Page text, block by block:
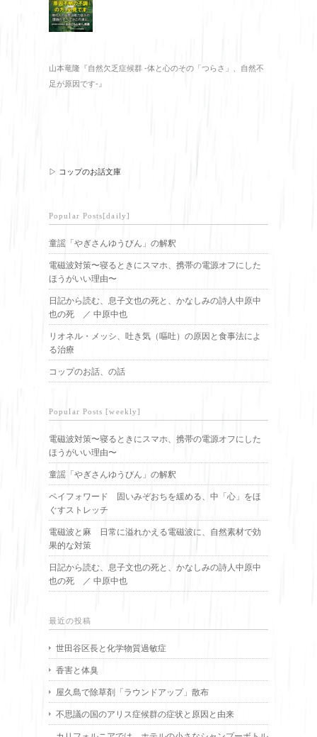
山本竜隆『自然欠乏症候群 -体と心のその「つらさ」、自然不
足が原因です-』
▷ コップのお話文庫
Popular Posts[daily]
童謡「やぎさんゆうびん」の解釈
電磁波対策〜寝るときにスマホ、携帯の電源オフにした
ほうがいい理由〜
日記から読む、息子文也の死と、かなしみの詩人中原中
也の死 ／ 中原中也
リオネル・メッシ、吐き気（嘔吐）の原因と食事法によ
る治療
コップのお話、の話
Popular Posts [weekly]
電磁波対策〜寝るときにスマホ、携帯の電源オフにした
ほうがいい理由〜
童謡「やぎさんゆうびん」の解釈
ペイフォワード 固いみぞおちを緩める、中「心」をほ
ぐすストレッチ
電磁波と麻 日常に溢れかえる電磁波に、自然素材で効
果的な対策
日記から読む、息子文也の死と、かなしみの詩人中原中
也の死 ／ 中原中也
最近の投稿
世田谷区長と化学物質過敏症
香害と体臭
屋久島で除草剤「ラウンドアップ」散布
不思議の国のアリス症候群の症状と原因と由来